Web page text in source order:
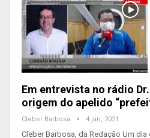
Em entrevista no rádio
origem do apelido
Cleber Barbosa 4 jan, 2021
Cleber Barbosa, da Redação Um